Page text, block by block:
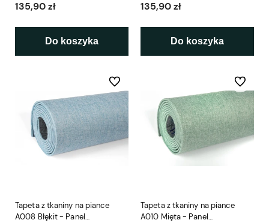
135,90 zł
Do koszyka
135,90 zł
Do koszyka
Tapeta z tkaniny na piance
A008 Błękit - Panel
Do ulubionych
Tapeta z tkaniny na piance
A010 Mięta - Panel
Do